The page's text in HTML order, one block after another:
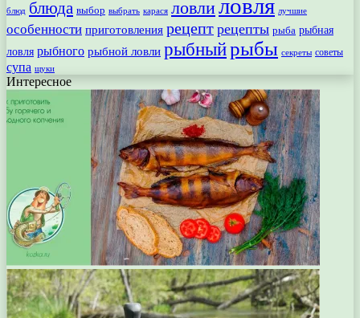
блюд блюда выбор выбрать карася ловлиловля лучшие
особенности приготовления рецепт рецепты рыба рыбная
ловля рыбного рыбной ловли рыбныйрыбы секреты советы
супа щуки
Интересное